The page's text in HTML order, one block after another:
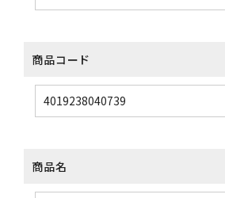
商品コード
商品名